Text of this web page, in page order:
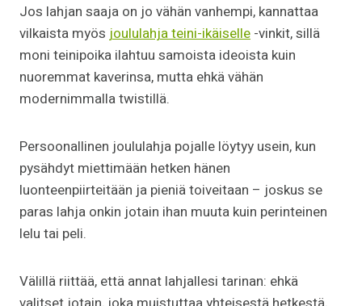
Jos lahjan saaja on jo vähän vanhempi, kannattaa
vilkaista myös joululahja teini-ikäiselle -vinkit, sillä
moni teinipoika ilahtuu samoista ideoista kuin
nuoremmat kaverinsa, mutta ehkä vähän
modernimmalla twistillä.
Persoonallinen joululahja pojalle löytyy usein, kun
pysähdyt miettimään hetken hänen
luonteenpiirteitään ja pieniä toiveitaan – joskus se
paras lahja onkin jotain ihan muuta kuin perinteinen
lelu tai peli.
Välillä riittää, että annat lahjallesi tarinan: ehkä